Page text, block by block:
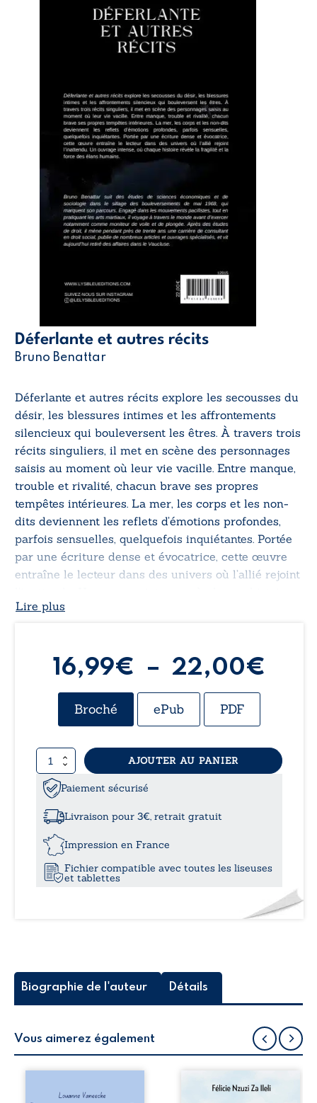
Déferlante et autres récits
Bruno Benattar
Déferlante et autres récits explore les secousses du
désir, les blessures intimes et les affrontements
silencieux qui bouleversent les êtres. À travers trois
récits singuliers, il met en scène des personnages
saisis au moment où leur vie vacille. Entre manque,
trouble et rivalité, chacun brave ses propres
tempêtes intérieures. La mer, les corps et les non-
dits deviennent les reflets d’émotions profondes,
parfois sensuelles, quelquefois inquiétantes. Portée
par une écriture dense et évocatrice, cette œuvre
entraîne le lecteur dans des univers où l’allié rejoint
révèle la fragilité et la force des élans humains.
Lire plus
16,99€ – 22,00€
Broché ePub PDF
quantité
de
Déferlante
autres
récits
AJOUTER AU PANIER
Paiement sécurisé
Livraison pour 3€, retrait gratuit
Impression en France
Fichier compatible avec toutes les liseuses
et tablettes
Biographie de l'auteur Détails
Vous aimerez également
la rue donne la
Auberge de la